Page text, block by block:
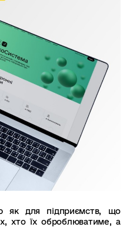
як для підприємств, що
хто їх оброблюватиме, а